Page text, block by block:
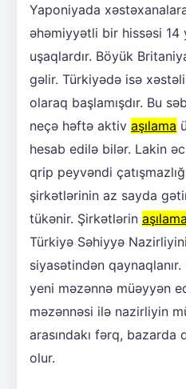
Yaponiyada
əhəmiyyətli bir hissəsi 14
uşaqlardır. Böyük
gəlir. Türkiyədə isə
olaraq başlamışdır. Bu
neçə həftə aktiv aşılama
hesab edilə bilər. Lakin
qrip peyvəndi
şirkətlərinin az sayda
tükənir. Şirkətlərin aşılama
Türkiyə Səhiyyə
siyasətindən
yeni məzənnə müəyyən
məzənnəsi ilə nazirliyin
arasındakı fərq, bazarda
olur.